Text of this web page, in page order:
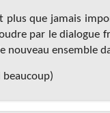
plus que jamais
par le
nouveau ensemble